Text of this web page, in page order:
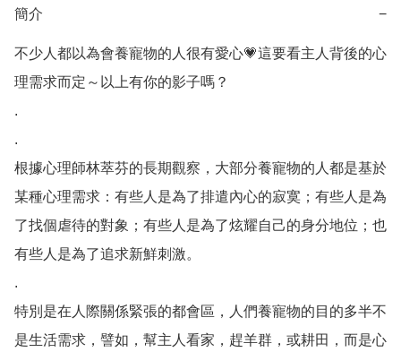
簡介 −
不少人都以為會養寵物的人很有愛心💗這要看主人背後的心
理需求而定～以上有你的影子嗎？
.
.
根據心理師林萃芬的長期觀察，大部分養寵物的人都是基於
某種心理需求：有些人是為了排遣內心的寂寞；有些人是為
了找個虐待的對象；有些人是為了炫耀自己的身分地位；也
有些人是為了追求新鮮刺激。
.
特別是在人際關係緊張的都會區，人們養寵物的目的多半不
是生活需求，譬如，幫主人看家，趕羊群，或耕田，而是心